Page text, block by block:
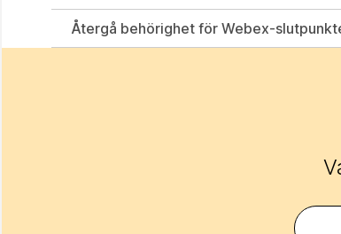
Återgå behörighet för Webex-